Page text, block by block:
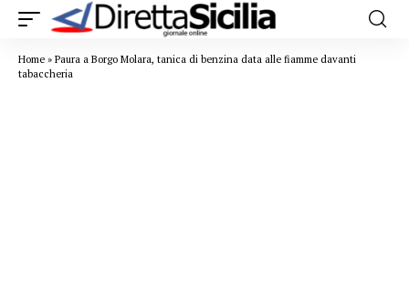
Home » Paura a Borgo Molara, tanica di benzina data alle fiamme davanti
tabaccheria